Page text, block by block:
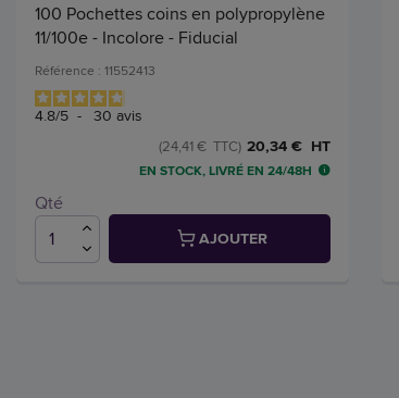
100 Pochettes coins en polypropylène
11/100e - Incolore - Fiducial
Référence : 11552413
4.8/5 - 30 avis
20,34 € HT
(24,41 € TTC)
EN STOCK, LIVRÉ EN 24/48H
Qté
AJOUTER